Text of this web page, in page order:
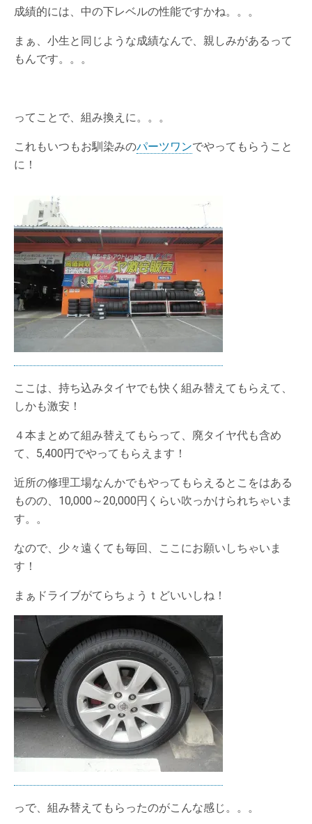
成績的には、中の下レベルの性能ですかね。。。
まぁ、小生と同じような成績なんで、親しみがあるって
もんです。。。
ってことで、組み換えに。。。
これもいつもお馴染みのパーツワンでやってもらうこと
に！
ここは、持ち込みタイヤでも快く組み替えてもらえて、
しかも激安！
４本まとめて組み替えてもらって、廃タイヤ代も含め
て、5,400円でやってもらえます！
近所の修理工場なんかでもやってもらえるとこをはある
ものの、10,000～20,000円くらい吹っかけられちゃいま
す。。
なので、少々遠くても毎回、ここにお願いしちゃいま
す！
まぁドライブがてらちょうｔどいいしね！
っで、組み替えてもらったのがこんな感じ。。。